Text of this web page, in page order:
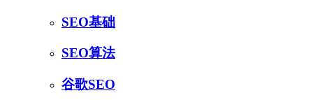
SEO基础
SEO算法
谷歌SEO